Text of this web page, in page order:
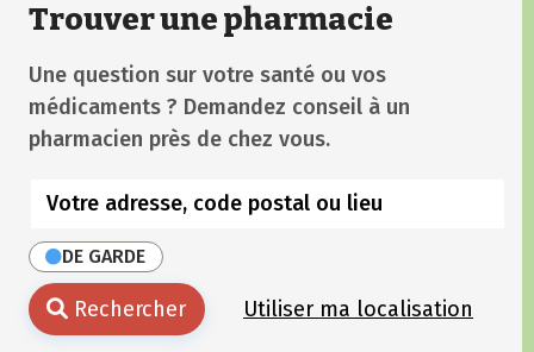
Trouver une pharmacie
Une question sur votre santé ou vos
médicaments ? Demandez conseil à un
pharmacien près de chez vous.
DE GARDE
Rechercher Utiliser ma localisation